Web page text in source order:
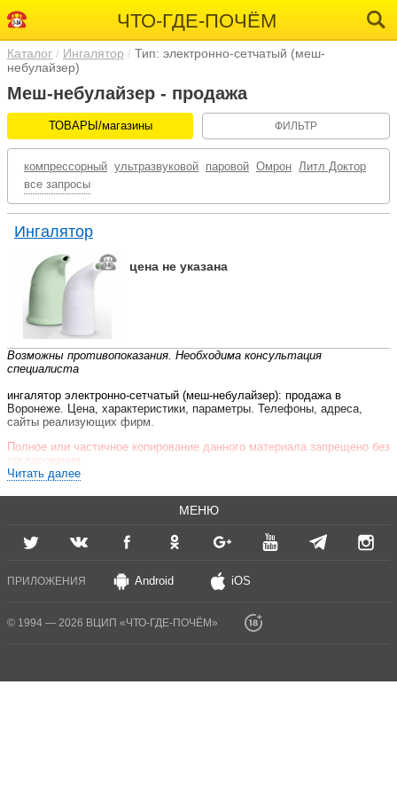
ЧТО-ГДЕ-ПОЧЁМ
Каталог Ингалятор
Тип: электронно-сетчатый (меш-
небулайзер)
Меш-небулайзер - продажа
ТОВАРЫ/магазины ФИЛЬТР
компрессорный ультразвуковой паровой Омрон Литл Доктор
все запросы
Ингалятор
цена не указана
Возможны противопоказания. Необходима консультация
специалиста
ингалятор электронно-сетчатый (меш-небулайзер): продажа в
Воронеже. Цена, характеристики, параметры. Телефоны, адреса,
сайты реализующих фирм.
Полное или частичное копирование данного материала запрещено без
согласования.
Читать далее
МЕНЮ
ПРИЛОЖЕНИЯ Android iOS
© 1994 — 2026 ВЦИП «ЧТО-ГДЕ-ПОЧЁМ»